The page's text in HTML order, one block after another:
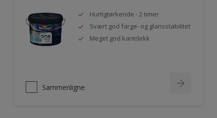
Hurtigtørkende - 2 timer
Svært god farge- og glansstabilitet
Meget god kantdekk
Sammenligne